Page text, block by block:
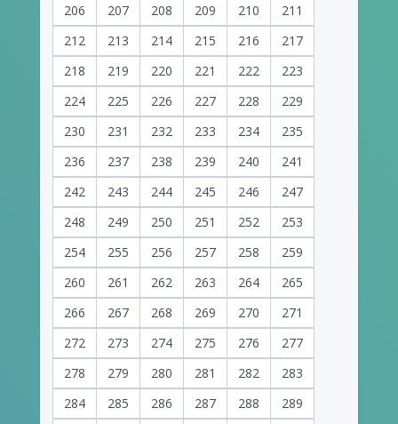
206
207 208 209 210
211
212
213 214 215 216
217
218
219 220 221 222
223
224
225 226 227 228
229
230
231 232 233 234
235
236
237 238 239 240
241
242
243 244 245 246
247
248
249 250 251 252
253
254
255 256 257 258
259
260
261 262 263 264
265
266
267 268 269 270
271
272
273 274 275 276
277
278
279 280 281 282
283
284
285 286 287 288
289